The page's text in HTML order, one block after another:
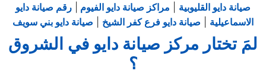
صيانة دايو القليوبية
مراكز صيانة دايو الفيوم
رقم صيانة دايو
الاسماعيلية
صيانة دايو فرع كفر الشيخ صيانة دايو بني سويف
لمَ تختار مركز صيانة دايو في الشروق
؟